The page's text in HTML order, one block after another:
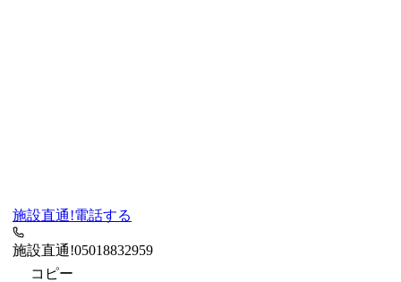
施設直通!電話する
施設直通!05018832959
コピー